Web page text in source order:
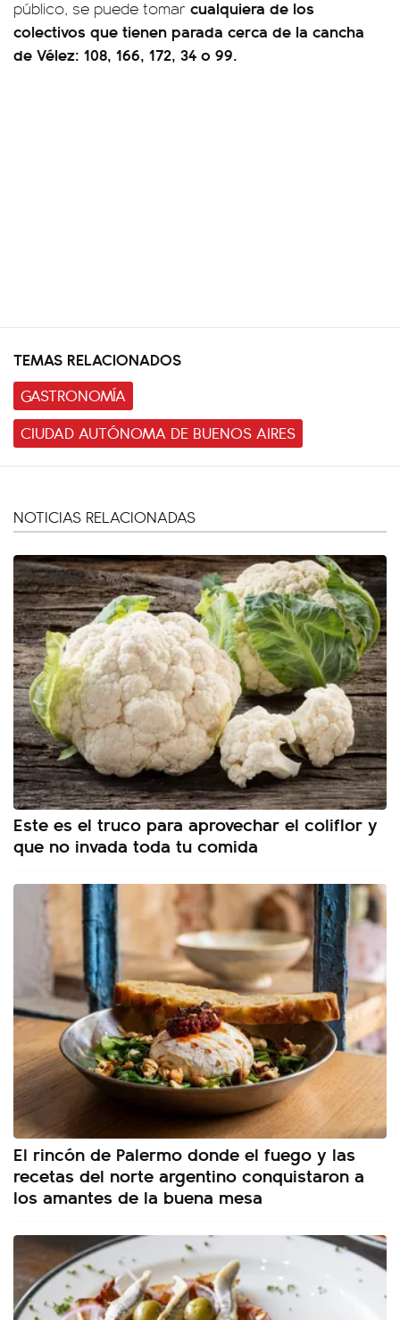
público, se puede tomar cualquiera de los
colectivos que tienen parada cerca de la cancha
de Vélez: 108, 166, 172, 34 o 99.
TEMAS RELACIONADOS
GASTRONOMÍA
CIUDAD AUTÓNOMA DE BUENOS AIRES
NOTICIAS RELACIONADAS
Este es el truco para aprovechar el coliflor y
que no invada toda tu comida
El rincón de Palermo donde el fuego y las
recetas del norte argentino conquistaron a
los amantes de la buena mesa